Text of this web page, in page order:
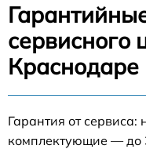
сервисного
Краснодаре
Гарантия от
комплектующие — до